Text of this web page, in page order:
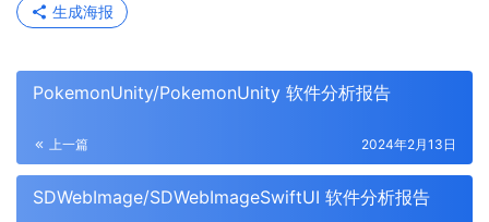
生成海报
PokemonUnity/PokemonUnity 软件分析报告
上一篇 2024年2月13日
SDWebImage/SDWebImageSwiftUI 软件分析报告